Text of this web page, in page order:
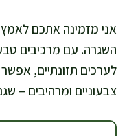
אני מזמינה אתכם לאמץ
השגרה. עם מרכיבים
לערכים תזונתיים, אפשר
צבעוניים ומרהיבים –